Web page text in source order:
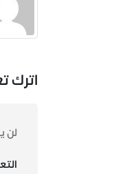
اترك
لن